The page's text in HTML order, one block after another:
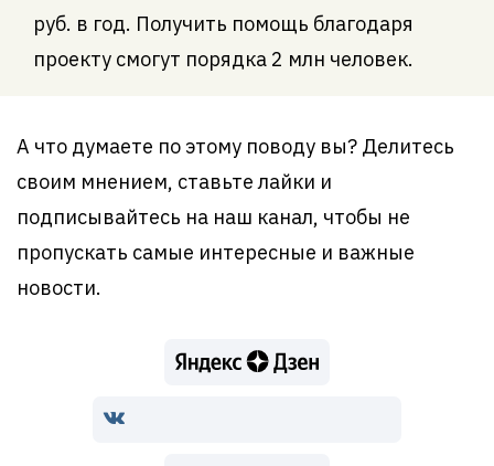
руб. в год. Получить помощь благодаря
проекту смогут порядка 2 млн человек.
А что думаете по этому поводу вы? Делитесь
своим мнением, ставьте лайки и
подписывайтесь на наш канал, чтобы не
пропускать самые интересные и важные
новости.